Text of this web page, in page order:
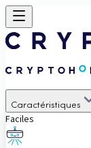
Caractéristiques
Faciles